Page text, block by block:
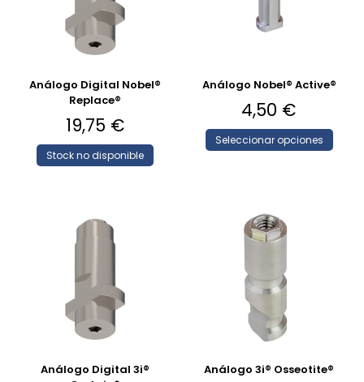
Análogo Digital Nobel®
Replace®
19,75 €
Stock no disponible
Análogo Nobel® Active®
4,50 €
Seleccionar opciones
Análogo Digital 3i®
Análogo 3i® Osseotite®